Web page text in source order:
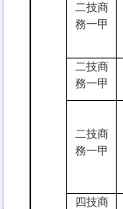
二技商
務一甲
二技商
務一甲
二技商
務一甲
四技商